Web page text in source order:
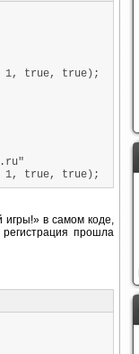
1, true, true);
1, true, true);
игры!» в самом коде,
прошла